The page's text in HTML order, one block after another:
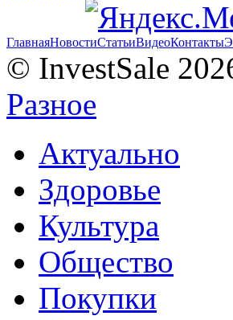
ГлавнаяНовостиСтатьиВидеоКонтакты
© InvestSale
Разное
Актуально
Здоровье
Культура
Общество
Покупки